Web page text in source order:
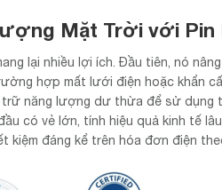
Mặt Trời với Pin
lại nhiều lợi ích. Đầu tiên, nó
hợp mất lưới điện hoặc khẩn
năng lượng dư thừa để sử dụng
có vẻ lớn, tính hiệu quả kinh tế
đáng kể trên hóa đơn điện